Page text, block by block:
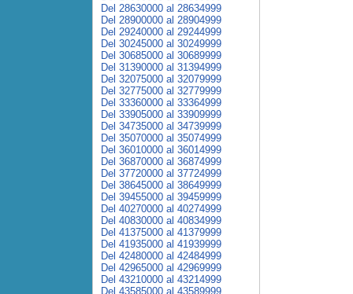
Del 28630000 al 28634999
Del 28900000 al 28904999
Del 29240000 al 29244999
Del 30245000 al 30249999
Del 30685000 al 30689999
Del 31390000 al 31394999
Del 32075000 al 32079999
Del 32775000 al 32779999
Del 33360000 al 33364999
Del 33905000 al 33909999
Del 34735000 al 34739999
Del 35070000 al 35074999
Del 36010000 al 36014999
Del 36870000 al 36874999
Del 37720000 al 37724999
Del 38645000 al 38649999
Del 39455000 al 39459999
Del 40270000 al 40274999
Del 40830000 al 40834999
Del 41375000 al 41379999
Del 41935000 al 41939999
Del 42480000 al 42484999
Del 42965000 al 42969999
Del 43210000 al 43214999
Del 43585000 al 43589999